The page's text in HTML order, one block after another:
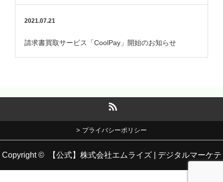
2021.07.21
請求書買取サービス「CoolPay」開始のお知らせ
> プライバシーポリシー
Copyright © 【公式】株式会社エムライズ | デジタルマーケテ